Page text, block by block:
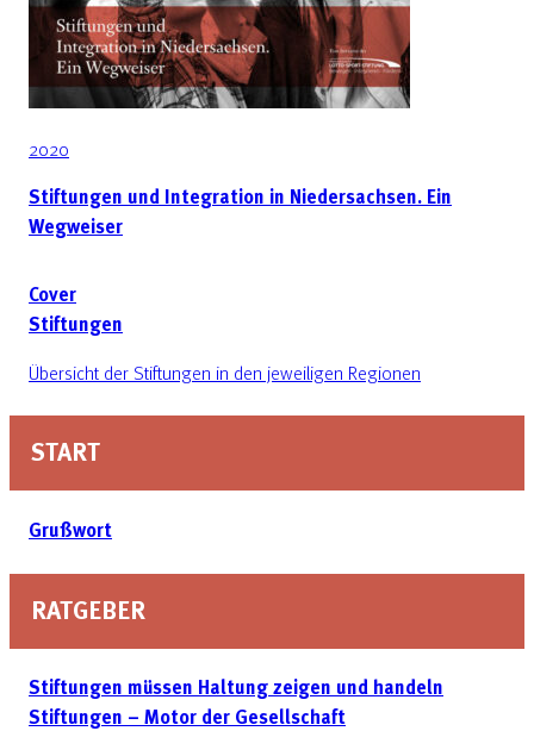
2020
Stiftungen und Integration in Niedersachsen. Ein
Wegweiser
Cover
Stiftungen
Übersicht der Stiftungen in den jeweiligen Regionen
START
Grußwort
RATGEBER
Stiftungen müssen Haltung zeigen und handeln
Stiftungen – Motor der Gesellschaft